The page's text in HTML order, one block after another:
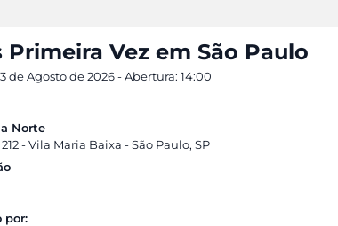
Primeira Vez em São Paulo
de Agosto de 2026 - Abertura: 14:00
Norte
- Vila Maria Baixa - São Paulo, SP
por: